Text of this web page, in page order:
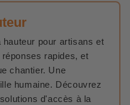
pour artisans et
rapides, et
chantier. Une
humaine. Découvrez
d'accès à la